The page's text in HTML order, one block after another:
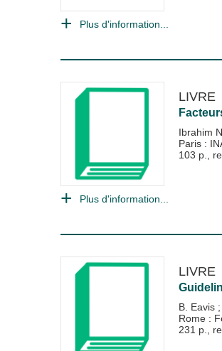
Plus d'information...
LIVRE
Ibrahim
Paris :
103 p.,
Plus d'information...
LIVRE
B. Eavis ;
Rome :
231 p.,